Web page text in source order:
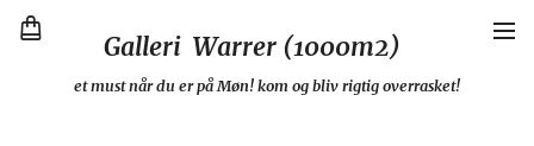
Galleri Warrer (1000m2)
et must når du er på Møn! kom og bliv rigtig overrasket!